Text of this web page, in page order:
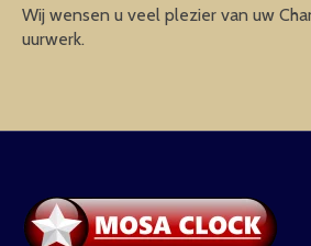
Wij wensen u veel plezier van uw
uurwerk.